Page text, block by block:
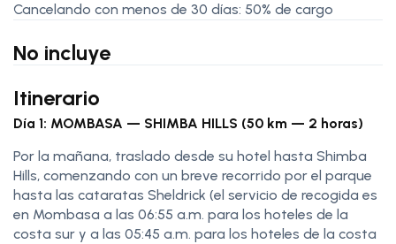
Cancelando con menos de 30 días: 50% de cargo
No incluye
Itinerario
Día 1: MOMBASA — SHIMBA HILLS (50 km — 2 horas)
Por la mañana, traslado desde su hotel hasta Shimba
Hills, comenzando con un breve recorrido por el parque
hasta las cataratas Sheldrick (el servicio de recogida es
en Mombasa a las 06:55 a.m. para los hoteles de la
costa sur y a las 05:45 a.m. para los hoteles de la costa